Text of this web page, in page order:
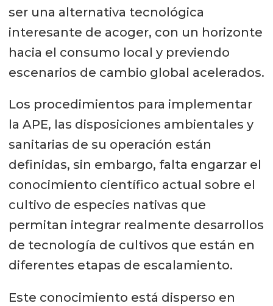
ser una alternativa tecnológica
interesante de acoger, con un horizonte
hacia el consumo local y previendo
escenarios de cambio global acelerados.
Los procedimientos para implementar
la APE, las disposiciones ambientales y
sanitarias de su operación están
definidas, sin embargo, falta engarzar el
conocimiento científico actual sobre el
cultivo de especies nativas que
permitan integrar realmente desarrollos
de tecnología de cultivos que están en
diferentes etapas de escalamiento.
Este conocimiento está disperso en